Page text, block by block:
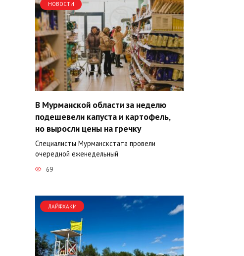
НОВОСТИ
В Мурманской области за неделю
подешевели капуста и картофель,
но выросли цены на гречку
Специалисты Мурманскстата провели
очередной еженедельный
69
ЛАЙФХАКИ